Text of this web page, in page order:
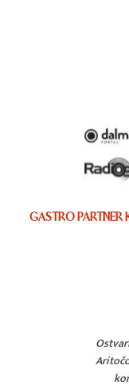
GASTRO PARTNER